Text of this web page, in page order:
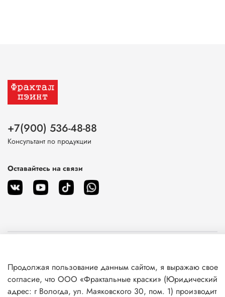
Клиентам
+7(900) 536-48-88
Консультант по продукции
Оставайтесь на связи
Продолжая пользование данным сайтом, я выражаю свое
согласие, что ООО «Фрактальные краски» (Юридический
адрес: г Вологда, ул. Маяковского 30, пом. 1) производит